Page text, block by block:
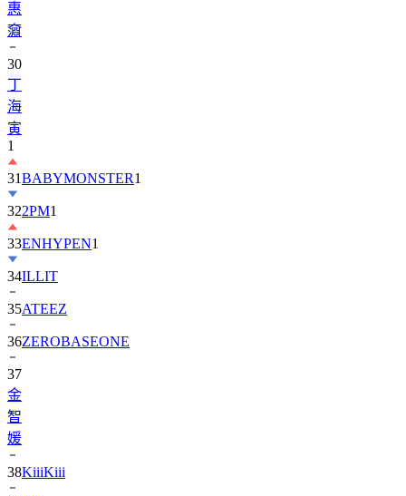
惠
奫
30
丁
海
寅
1
31BABYMONSTER1
322PM1
33ENHYPEN1
34ILLIT
35ATEEZ
36ZEROBASEONE
37
金
智
媛
38KiiiKiii